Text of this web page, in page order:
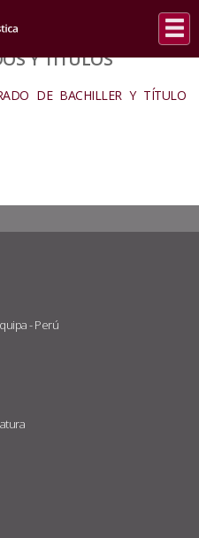
Y TÍTULOS
DE BACHILLER Y TÍTULO
- Perú